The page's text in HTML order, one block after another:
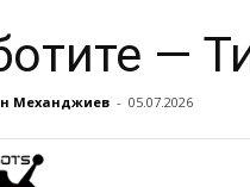
—
Механджиев - 05.07.2026